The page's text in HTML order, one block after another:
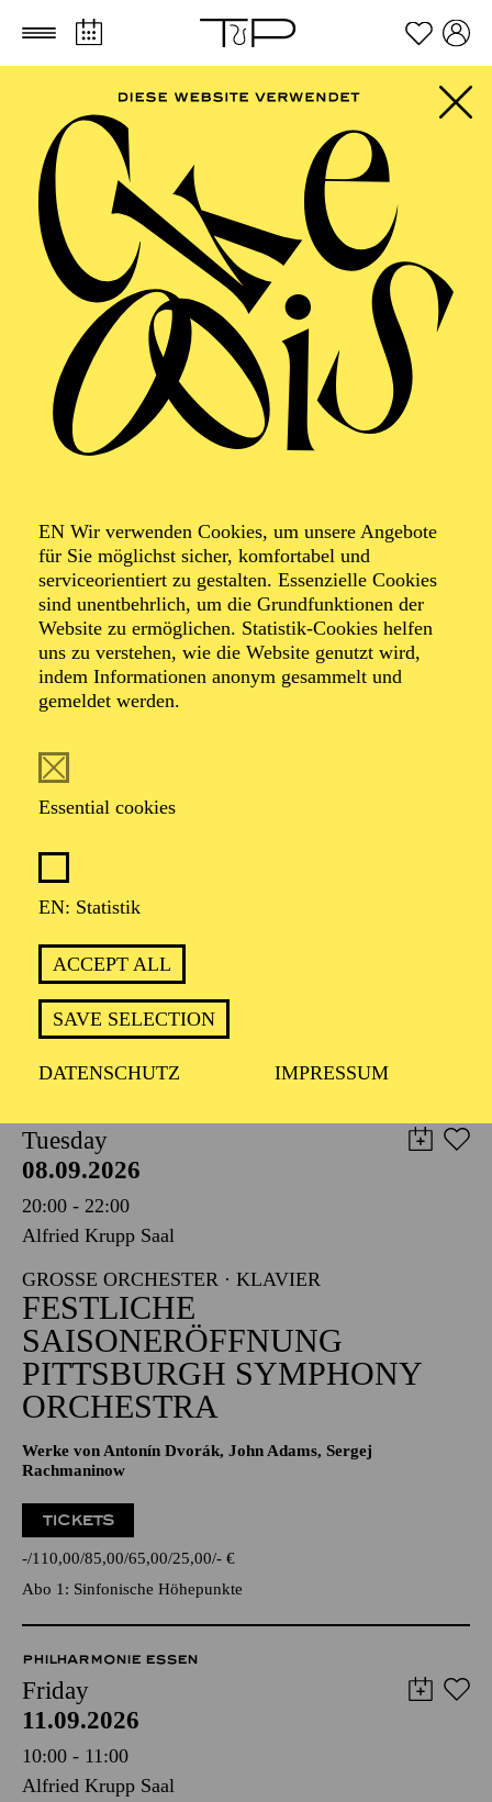
Zum Hauptinhalt springen Zum Footer springen
EN Wir verwenden Cookies, um unsere Angebote
für Sie möglichst sicher, komfortabel und
serviceorientiert zu gestalten. Essenzielle Cookies
sind unentbehrlich, um die Grundfunktionen der
Website zu ermöglichen. Statistik-Cookies helfen
uns zu verstehen, wie die Website genutzt wird,
indem Informationen anonym gesammelt und
gemeldet werden.
Essential cookies
EN: Statistik
ACCEPT ALL
SAVE SELECTION
DATENSCHUTZ IMPRESSUM
FILTER
SEPTEMBER 2026
PHILHARMONIE ESSEN
Friday
04.09.2026
20:00 - 23:00
Alfried Krupp Saal
Organiser: Theater-, Konzert- u. Gastspieldirektion OTTO
HOFNER GMBH
TICKETS
55,20 52,70€
EN: SCHAUSPIEL ESSEN
05.09.2026
19:30 - 21:30
BLICK AUF DEN IRAN –
STIMMEN ZUR AKTUELLEN
LAGE
TICKETS
8,00€
Tuesday
08.09.2026
20:00 - 22:00
Alfried Krupp Saal
GROSSE ORCHESTER · KLAVIER
FESTLICHE
SAISONERÖFFNUNG
PITTSBURGH SYMPHONY
ORCHESTRA
Werke von Antonín Dvorák, John Adams, Sergej
Rachmaninow
TICKETS
- 110,00 85,00 65,00 25,00 - €
Abo 1: Sinfonische Höhepunkte
PHILHARMONIE ESSEN
Friday
11.09.2026
10:00 - 11:00
Alfried Krupp Saal